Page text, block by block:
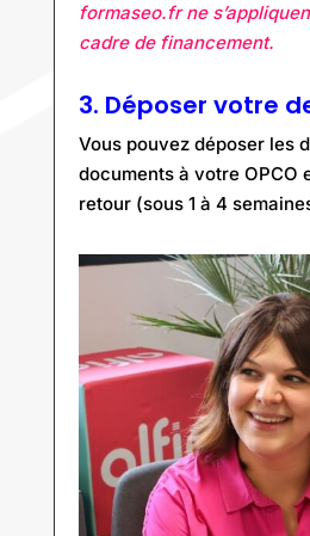
formaseo.fr ne
cadre de financement.
3. Déposer votre
Vous pouvez déposer les
documents à votre OPCO
retour (sous 1 à 4